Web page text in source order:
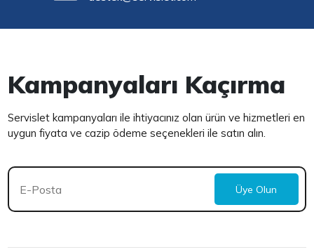
Kampanyaları Kaçırma
Servislet kampanyaları ile ihtiyacınız olan ürün ve hizmetleri en
uygun fiyata ve cazip ödeme seçenekleri ile satın alın.
Üye Olun